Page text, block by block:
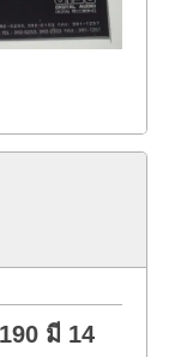
มี 14